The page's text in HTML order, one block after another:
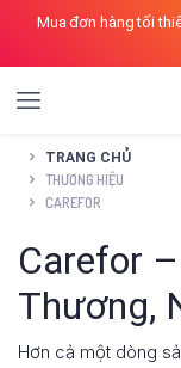
Mua đơn hàng tối
TRANG CHỦ
THƯƠNG HIỆU
CAREFOR
Carefor
Thương,
Hơn cả một dòng